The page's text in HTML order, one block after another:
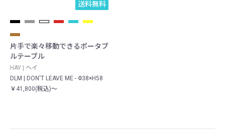
送料無料
片手で楽々移動できるポータブ
ルテーブル
HAY | ヘイ
DLM | DON'T LEAVE ME - Φ38×H58
￥41,800(税込)～